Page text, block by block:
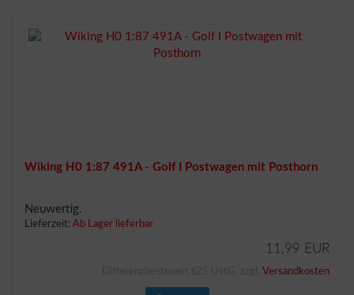
Wiking H0 1:87 491A - Golf I Postwagen mit Posthorn
Neuwertig.
Lieferzeit: Ab Lager lieferbar
11,99 EUR
Versandkosten